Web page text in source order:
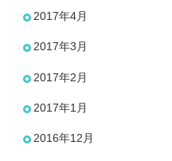
2017年4月
2017年3月
2017年2月
2017年1月
2016年12月